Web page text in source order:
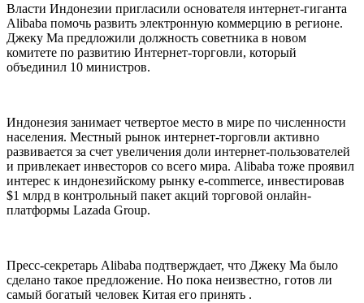
Власти Индонезии пригласили основателя интернет-гиганта
Alibaba помочь развить электронную коммерцию в регионе.
Джеку Ма предложили должность советника в новом
комитете по развитию Интернет-торговли, который
объединил 10 министров.
Индонезия занимает четвертое место в мире по численности
населения. Местный рынок интернет-торговли активно
развивается за счет увеличения доли интернет-пользователей
и привлекает инвесторов со всего мира. Alibaba тоже проявил
интерес к индонезийскому рынку e-commerce, инвестировав
$1 млрд в контрольный пакет акций торговой онлайн-
платформы Lazada Group.
Пресс-секретарь Alibaba подтверждает, что Джеку Ма было
сделано такое предложение. Но пока неизвестно, готов ли
самый богатый человек Китая его принять .